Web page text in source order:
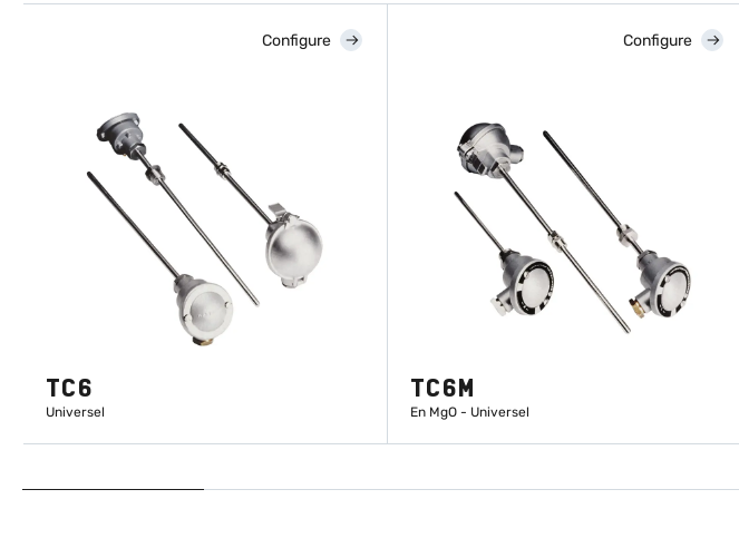
Configure
TC6
Universel
EN SAVOIR PLUS
Configure
TC6M
En MgO - Universel
EN SAVOIR PLUS